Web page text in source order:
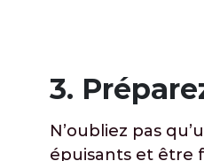
3.
N’oubliez pas
épuisants et être